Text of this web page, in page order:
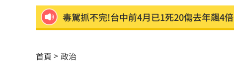
毒駕抓不完!台中前4月已1死20傷去年飆4倍
詭滑行自撞…他折腰姿勢成屍！死者身份曝
首頁 政治